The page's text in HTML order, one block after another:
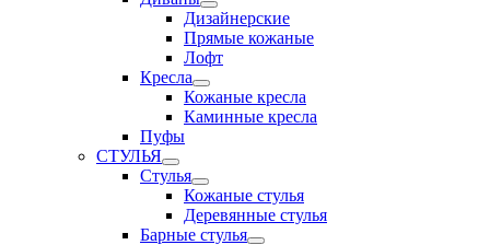
Дизайнерские
Прямые кожаные
Лофт
Кресла
Кожаные кресла
Каминные кресла
Пуфы
СТУЛЬЯ
Стулья
Кожаные стулья
Деревянные стулья
Барные стулья